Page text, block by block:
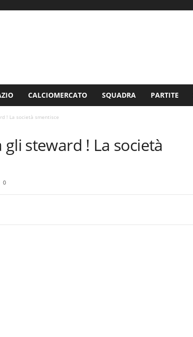
CALCIOMERCATO SQUADRA PARTITE
! La società smentisce
steward ! La società
0